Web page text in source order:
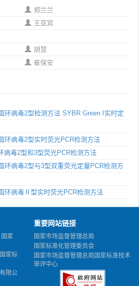
郑兰兰
王亚宾
胡慧
崔保安
环病毒2型检测方法 SYBR Green I实时定
环病毒2型实时荧光PCR检测方法
病毒2型和3型荧光PCR检测方法
环病毒2型与3型双重荧光定量PCR检测方
环病毒Ⅱ型实时荧光PCR检测方法
家
家标
限公
重要网站链接
国家市场监督管理总局
国家标准化管理委员会
国家市场监督管理总局国家标准技术
审评中心